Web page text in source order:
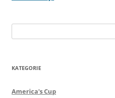
KATEGORIE
America's Cup